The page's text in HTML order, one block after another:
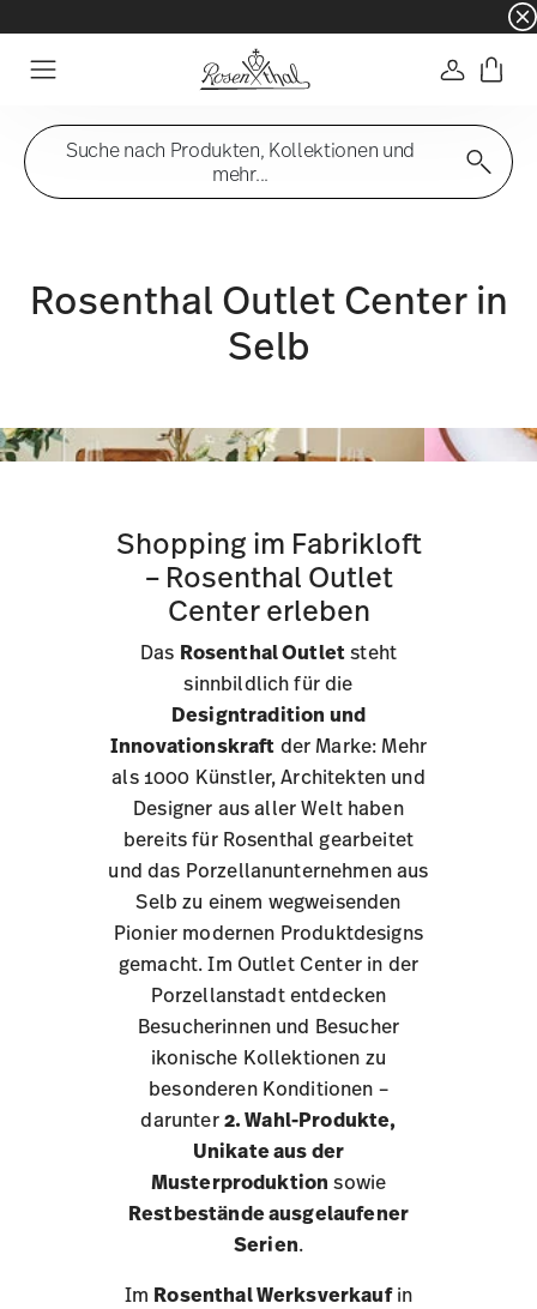
☀️ Summer SALE auf ausgewählte Artikel
Suche nach Produkten, Kollektionen und
mehr...
Rosenthal Outlet Center in
Selb
Shopping im Fabrikloft
– Rosenthal Outlet
Center erleben
Das Rosenthal Outletsteht
sinnbildlich für die
Designtradition und
Innovationskraft der Marke: Mehr
als 1000 Künstler, Architekten und
Designer aus aller Welt haben
bereits für Rosenthal gearbeitet
und das Porzellanunternehmen aus
Selb zu einem wegweisenden
Pionier modernen Produktdesigns
gemacht. Im Outlet Center in der
Porzellanstadt entdecken
Besucherinnen und Besucher
ikonische Kollektionen zu
besonderen Konditionen –
darunter2. Wahl-Produkte,
Unikate aus der
Musterproduktion sowie
Restbestände ausgelaufener
Serien.
Im Rosenthal Werksverkaufin